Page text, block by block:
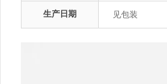
生产日期 见包装